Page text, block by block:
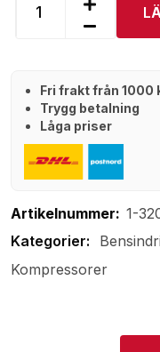
Fri frakt från 1000
Trygg betalning
Låga priser
Artikelnummer: 1-
Kompressorer